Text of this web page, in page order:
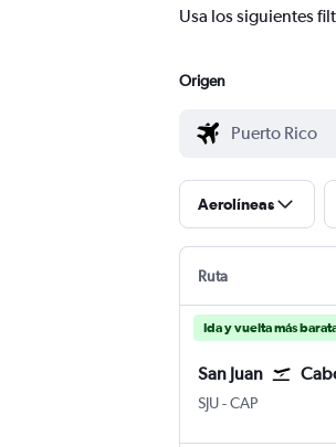
Usa los siguientes
Origen
Aerolíneas
Ruta
Ida y vuelta más
San Juan
SJUSan Juan
-CAP